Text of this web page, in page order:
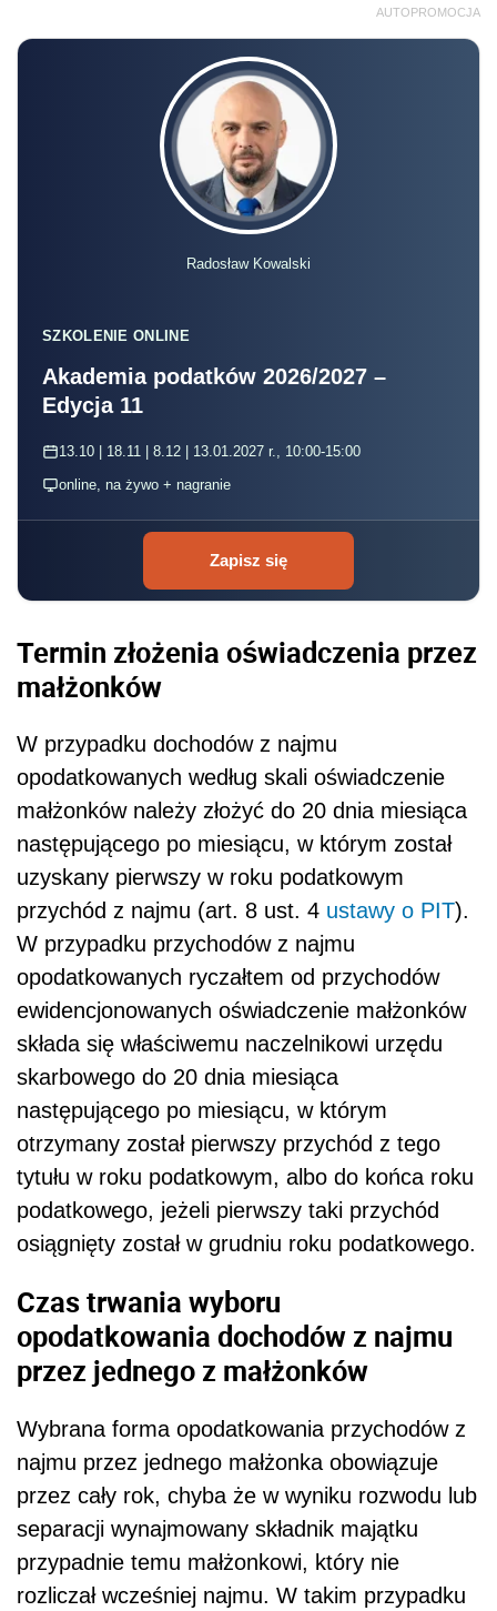
AUTOPROMOCJA
Radosław Kowalski
SZKOLENIE ONLINE
Akademia podatków 2026/2027 –
Edycja 11
13.10 | 18.11 | 8.12 | 13.01.2027 r., 10:00-15:00
online, na żywo + nagranie
Zapisz się
Termin złożenia oświadczenia przez
małżonków
W przypadku dochodów z najmu
opodatkowanych według skali oświadczenie
małżonków należy złożyć do 20 dnia miesiąca
następującego po miesiącu, w którym został
uzyskany pierwszy w roku podatkowym
przychód z najmu (art. 8 ust. 4 ustawy o PIT).
W przypadku przychodów z najmu
opodatkowanych ryczałtem od przychodów
ewidencjonowanych oświadczenie małżonków
składa się właściwemu naczelnikowi urzędu
skarbowego do 20 dnia miesiąca
następującego po miesiącu, w którym
otrzymany został pierwszy przychód z tego
tytułu w roku podatkowym, albo do końca roku
podatkowego, jeżeli pierwszy taki przychód
osiągnięty został w grudniu roku podatkowego.
Czas trwania wyboru
opodatkowania dochodów z najmu
przez jednego z małżonków
Wybrana forma opodatkowania przychodów z
najmu przez jednego małżonka obowiązuje
przez cały rok, chyba że w wyniku rozwodu lub
separacji wynajmowany składnik majątku
przypadnie temu małżonkowi, który nie
rozliczał wcześniej najmu. W takim przypadku